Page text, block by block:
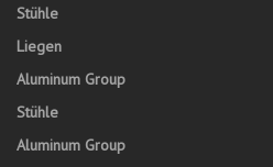
Stühle
Liegen
Aluminum Group
Stühle
Aluminum Group